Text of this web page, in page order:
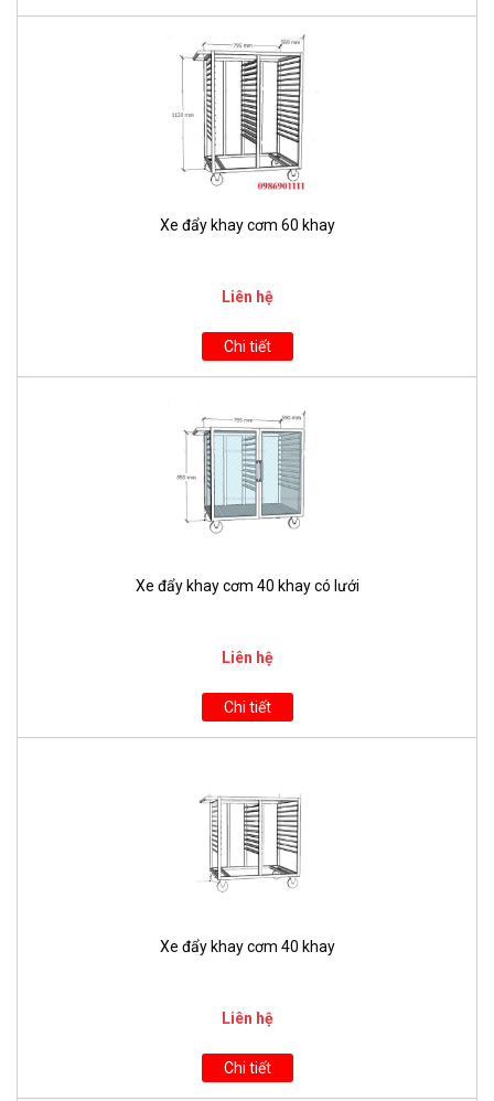
Xe đẩy khay cơm 60 khay
Liên hệ
Chi tiết
Xe đẩy khay cơm 40 khay có lưới
Liên hệ
Chi tiết
Xe đẩy khay cơm 40 khay
Liên hệ
Chi tiết